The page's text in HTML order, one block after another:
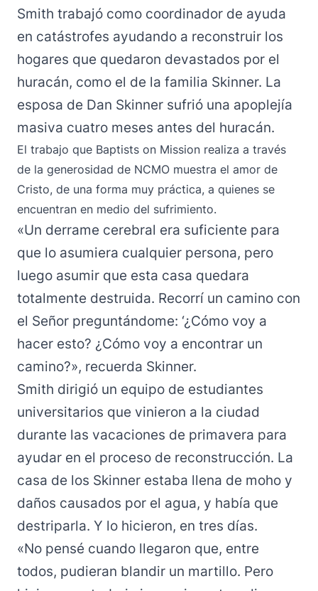
Smith trabajó como coordinador de ayuda
en catástrofes ayudando a reconstruir los
hogares que quedaron devastados por el
huracán, como el de la familia Skinner. La
esposa de Dan Skinner sufrió una apoplejía
masiva cuatro meses antes del huracán.
El trabajo que Baptists on Mission realiza a través
de la generosidad de NCMO muestra el amor de
Cristo, de una forma muy práctica, a quienes se
encuentran en medio del sufrimiento.
«Un derrame cerebral era suficiente para
que lo asumiera cualquier persona, pero
luego asumir que esta casa quedara
totalmente destruida. Recorrí un camino con
el Señor preguntándome: ‘¿Cómo voy a
hacer esto? ¿Cómo voy a encontrar un
camino?», recuerda Skinner.
Smith dirigió un equipo de estudiantes
universitarios que vinieron a la ciudad
durante las vacaciones de primavera para
ayudar en el proceso de reconstrucción. La
casa de los Skinner estaba llena de moho y
daños causados por el agua, y había que
destriparla. Y lo hicieron, en tres días.
«No pensé cuando llegaron que, entre
todos, pudieran blandir un martillo. Pero